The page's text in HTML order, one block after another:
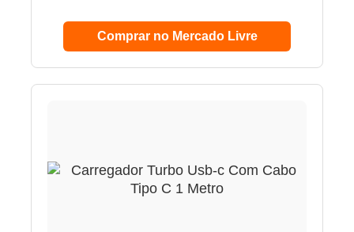
Comprar no Mercado Livre